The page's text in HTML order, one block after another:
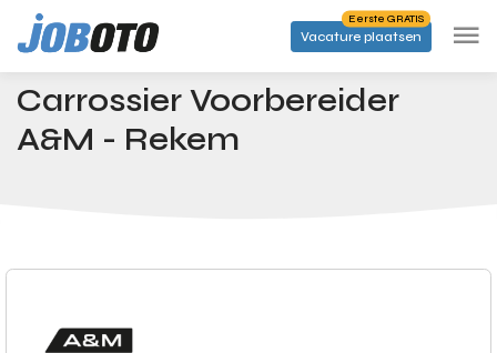
Skip to main content
Vacature plaatsen
Eerste GRATIS
Startpagina Banen Carrossier Voorbereider A&M - Rekem
Carrossier Voorbereider
A&M - Rekem